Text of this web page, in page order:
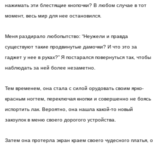
нажимать эти блестящие кнопочки? В любом случае в тот
момент, весь мир для нее остановился.
Меня раздирало любопытство: “Неужели и правда
существуют такие продвинутые дамочки? И что это за
гаджет у нее в руках?” Я постарался повернуться так, чтобы
наблюдать за ней более незаметно.
Тем временем, она стала с силой орудовать своим ярко-
красным ногтем, переключая кнопки и совершенно не боясь
испортить лак. Вероятно, она нашла какой-то новый
закоулок в меню своего дорогого устройства.
Затем она протерла экран краем своего чудесного платья, о